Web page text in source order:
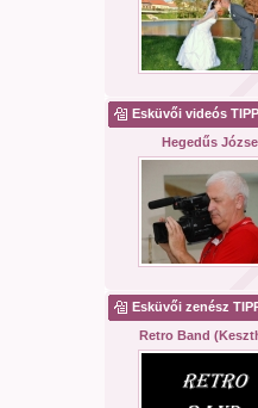
Esküvői videós TIPP
Hegedűs
Esküvői zenész
Retro Band